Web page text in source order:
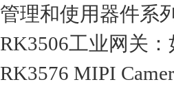
管理和使用器件系
RK3506工业网关
RK3576 MIPI